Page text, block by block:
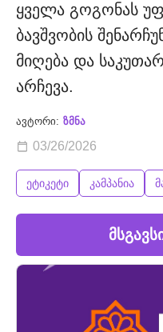
ყველა გოგონას
ბავშვობის
მიღება და
არჩევა.
ავტორი: ზმნა
03/26/2026
ეტიკეტი კამპანია